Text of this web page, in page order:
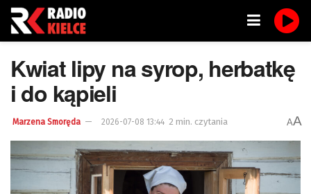
Kwiat lipy na syrop, herbatkę
i do kąpieli
Marzena Smoręda 2026-07-08 13:44 2 min. czytania AA